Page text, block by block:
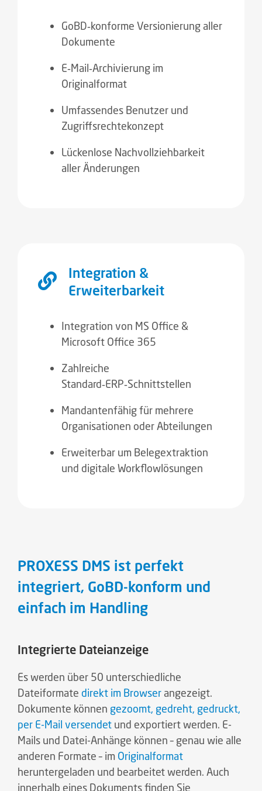
GoBD‑konforme Versionierung aller
Dokumente
E‑Mail‑Archivierung im
Originalformat
Umfassendes Benutzer und
Zugriffsrechtekonzept
Lückenlose Nachvollziehbarkeit
aller Änderungen
Integration &
Erweiterbarkeit
Integration von MS Office &
Microsoft Office 365
Zahlreiche
Standard‑ERP‑Schnittstellen
Mandantenfähig für mehrere
Organisationen oder Abteilungen
Erweiterbar um Belegextraktion
und digitale Workflowlösungen
PROXESS DMS ist perfekt
integriert, GoBD-konform und
einfach im Handling
Integrierte Dateianzeige
Es werden über 50 unterschiedliche
Dateiformate direkt im Browser angezeigt.
Dokumente können gezoomt, gedreht, gedruckt,
per E-Mail versendet und exportiert werden. E-
Mails und Datei-Anhänge können – genau wie alle
anderen Formate – im Originalformat
heruntergeladen und bearbeitet werden. Auch
innerhalb eines Dokuments finden Sie